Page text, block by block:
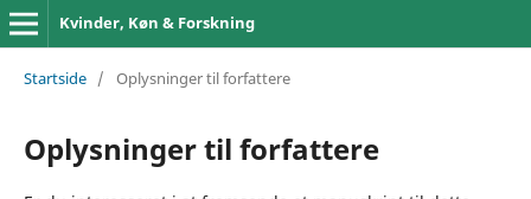
Kvinder, Køn & Forskning
Startside / Oplysninger til forfattere
Oplysninger til forfattere